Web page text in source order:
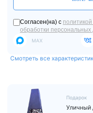
Согласен(на) с
обработки
MAX
Смотреть все
Подарок
Уличный